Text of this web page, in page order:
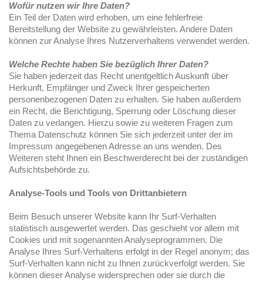
Wofür nutzen wir Ihre Daten?
Ein Teil der Daten wird erhoben, um eine fehlerfreie
Bereitstellung der Website zu gewährleisten. Andere Daten
können zur Analyse Ihres Nutzerverhaltens verwendet werden.
Welche Rechte haben Sie bezüglich Ihrer Daten?
Sie haben jederzeit das Recht unentgeltlich Auskunft über
Herkunft, Empfänger und Zweck Ihrer gespeicherten
personenbezogenen Daten zu erhalten. Sie haben außerdem
ein Recht, die Berichtigung, Sperrung oder Löschung dieser
Daten zu verlangen. Hierzu sowie zu weiteren Fragen zum
Thema Datenschutz können Sie sich jederzeit unter der im
Impressum angegebenen Adresse an uns wenden. Des
Weiteren steht Ihnen ein Beschwerderecht bei der zuständigen
Aufsichtsbehörde zu.
Analyse-Tools und Tools von Drittanbietern
Beim Besuch unserer Website kann Ihr Surf-Verhalten
statistisch ausgewertet werden. Das geschieht vor allem mit
Cookies und mit sogenannten Analyseprogrammen. Die
Analyse Ihres Surf-Verhaltens erfolgt in der Regel anonym; das
Surf-Verhalten kann nicht zu Ihnen zurückverfolgt werden. Sie
können dieser Analyse widersprechen oder sie durch die